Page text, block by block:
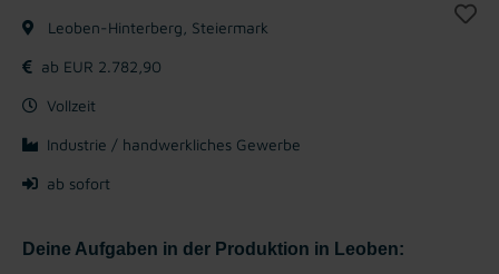
Leoben-Hinterberg, Steiermark
ab EUR 2.782,90
Vollzeit
Industrie / handwerkliches Gewerbe
ab sofort
Deine Aufgaben in der Produktion in Leoben: